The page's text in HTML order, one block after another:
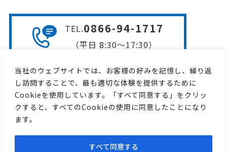
当社のウェブサイトでは、お客様の好みを記憶し、繰り返
し訪問することで、最も適切な体験を提供するために
Cookieを使用しています。「すべて同意する」をクリッ
クすると、すべてのCookieの使用に同意したことになり
ます。
すべて同意する
TEL.0866-94-1717
（平日 8:30〜17:30）
お問い合わせフォームは
こちら